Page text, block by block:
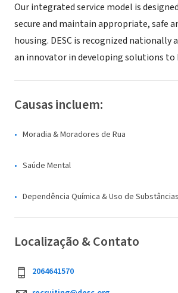
Our integrated service model is
secure and maintain appropriate, safe
housing. DESC is recognized nationally
an innovator in developing solutions to
Causas incluem:
Moradia & Moradores de Rua
Saúde Mental
Dependência Química & Uso de Substâncias
Localização & Contato
2064641570